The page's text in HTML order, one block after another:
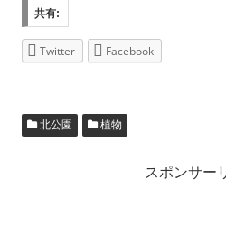
共有:
Twitter Facebook
北公園 植物
スポンサー